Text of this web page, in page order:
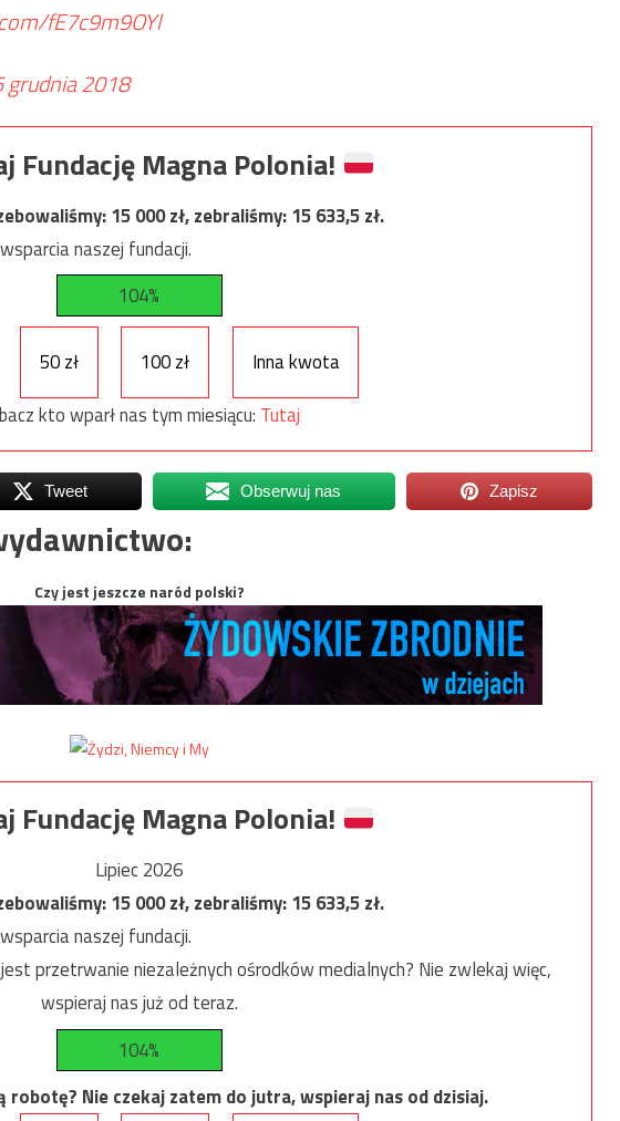
fE7c9m9OYl
grudnia 2018
Fundację Magna Polonia!
15 000zł, zebraliśmy:15 633,5zł.
naszej fundacji.
104%
50 zł 100 zł
Inna kwota
kto wparł nas tym miesiącu: Tutaj
Tweet Obserwuj nas Zapisz
Czy jest jeszcze naród polski?
Fundację Magna Polonia!
Lipiec 2026
15 000zł, zebraliśmy:15 633,5zł.
naszej fundacji.
przetrwanie niezależnych ośrodków medialnych? Nie zwlekaj więc,
wspieraj nas już od teraz.
104%
robotę? Nie czekaj zatem do jutra, wspieraj nas od dzisiaj.